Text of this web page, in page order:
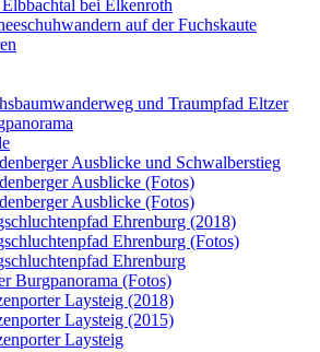
bei Elkenroth
auf der Fuchskaute
und Traumpfad Eltzer
Ausblicke und Schwalberstieg
Ausblicke (Fotos)
Ausblicke (Fotos)
Ehrenburg (2018)
Ehrenburg (Fotos)
Ehrenburg
Burgpanorama (Fotos)
Laysteig (2018)
Laysteig (2015)
Laysteig